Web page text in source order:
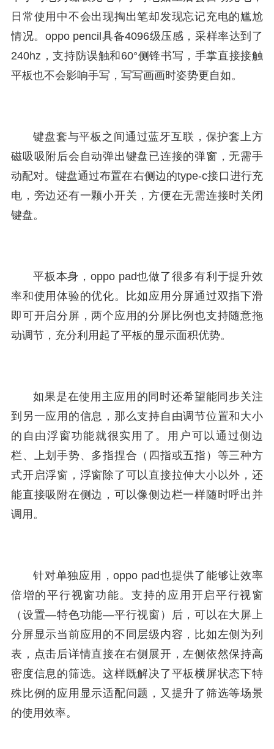
日常使用中不会出现掏出笔却发现忘记充电的尴尬
情况。oppo pencil具备4096级压感，采样率达到了
240hz，支持防误触和60°侧锋书写，手掌直接接触
平板也不会影响手写，写写画画时姿势更自如。
键盘套与平板之间通过蓝牙互联，保护套上方
磁吸吸附后会自动弹出键盘已连接的弹窗，无需手
动配对。键盘通过布置在右侧边的type-c接口进行充
电，旁边还有一颗小开关，方便在无需连接时关闭
键盘。
平板本身，oppo pad也做了很多有利于提升效
率和使用体验的优化。比如应用分屏通过双指下滑
即可开启分屏，两个应用的分屏比例也支持随意拖
动调节，充分利用起了平板的显示面积优势。
如果是在使用主应用的同时还希望能同步关注
到另一应用的信息，那么支持自由调节位置和大小
的自由浮窗功能就很实用了。用户可以通过侧边
栏、上划手势、多指捏合（四指或五指）等三种方
式开启浮窗，浮窗除了可以直接拉伸大小以外，还
能直接吸附在侧边，可以像侧边栏一样随时呼出并
调用。
针对单独应用，oppo pad也提供了能够让效率
倍增的平行视窗功能。支持的应用开启平行视窗
（设置—特色功能—平行视窗）后，可以在大屏上
分屏显示当前应用的不同层级内容，比如左侧为列
表，点击后详情直接在右侧展开，左侧依然保持高
密度信息的筛选。这样既解决了平板横屏状态下特
殊比例的应用显示适配问题，又提升了筛选等场景
的使用效率。